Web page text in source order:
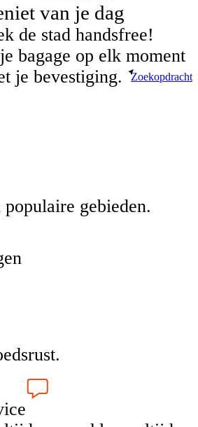
Zoekopdracht
van je dag
de stad handsfree!
bagage op elk moment
je bevestiging.
gebieden.